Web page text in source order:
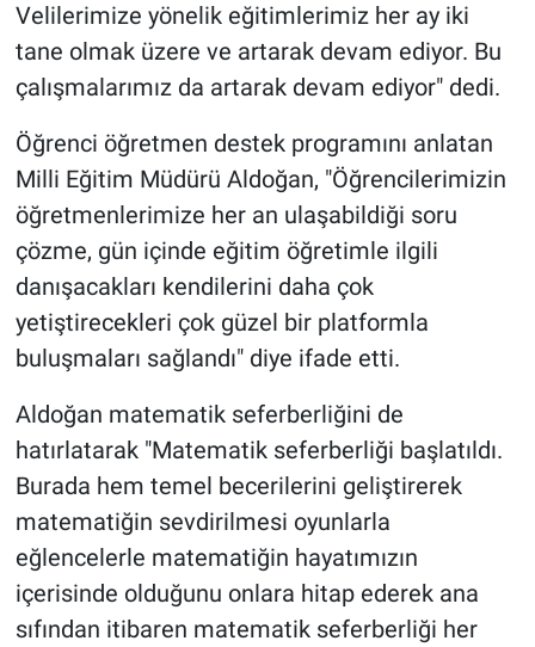
Velilerimize yönelik eğitimlerimiz her ay iki
tane olmak üzere ve artarak devam ediyor. Bu
çalışmalarımız da artarak devam ediyor" dedi.
Öğrenci öğretmen destek programını anlatan
Milli Eğitim Müdürü Aldoğan, "Öğrencilerimizin
öğretmenlerimize her an ulaşabildiği soru
çözme, gün içinde eğitim öğretimle ilgili
danışacakları kendilerini daha çok
yetiştirecekleri çok güzel bir platformla
buluşmaları sağlandı" diye ifade etti.
Aldoğan matematik seferberliğini de
hatırlatarak "Matematik seferberliği başlatıldı.
Burada hem temel becerilerini geliştirerek
matematiğin sevdirilmesi oyunlarla
eğlencelerle matematiğin hayatımızın
içerisinde olduğunu onlara hitap ederek ana
sıfından itibaren matematik seferberliği her